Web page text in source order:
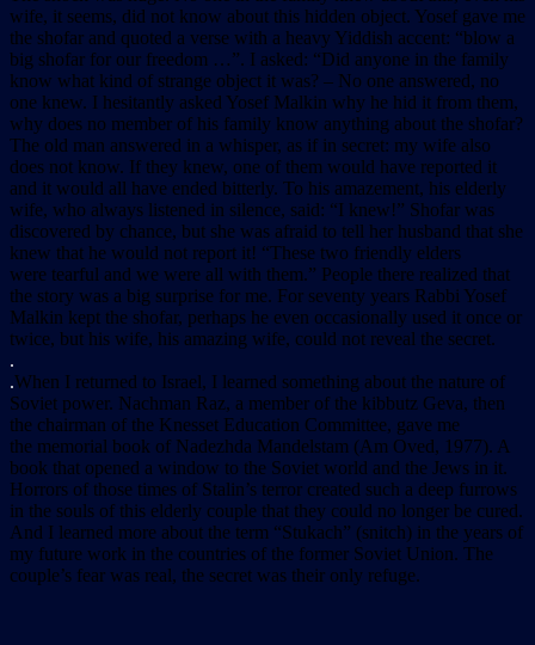
wife, it seems, did not know about this hidden object. Yosef gave me
the shofar and quoted a verse with a heavy Yiddish accent: “blow a
big shofar for our freedom …”. I asked: “Did anyone in the family
know what kind of strange object it was? – No one answered, no
one knew. I hesitantly asked Yosef Malkin why he hid it from them,
why does no member of his family know anything about the shofar?
The old man answered in a whisper, as if in secret: my wife also
does not know. If they knew, one of them would have reported it
and it would all have ended bitterly. To his amazement, his elderly
wife, who always listened in silence, said: “I knew!” Shofar was
discovered by chance, but she was afraid to tell her husband that she
knew that he would not report it! “These two friendly elders
were tearful and we were all with them.” People there realized that
the story was a big surprise for me. For seventy years Rabbi Yosef
Malkin kept the shofar, perhaps he even occasionally used it once or
twice, but his wife, his amazing wife, could not reveal the secret.
.
.When I returned to Israel, I learned something about the nature of
Soviet power. Nachman Raz, a member of the kibbutz Geva, then
the chairman of the Knesset Education Committee, gave me
the memorial book of Nadezhda Mandelstam (Am Oved, 1977). A
book that opened a window to the Soviet world and the Jews in it.
Horrors of those times of Stalin’s terror created such a deep furrows
in the souls of this elderly couple that they could no longer be cured.
And I learned more about the term “Stukach” (snitch) in the years of
my future work in the countries of the former Soviet Union. The
couple’s fear was real, the secret was their only refuge.